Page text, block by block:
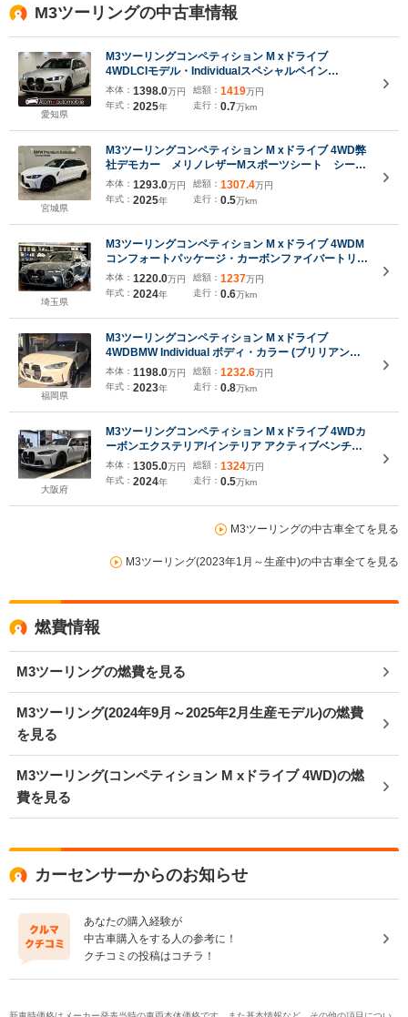
M3ツーリングの中古車情報
愛知県
M3ツーリングコンペティション M xドライブ
4WDLCIモデル・Individualスペシャルペイン
ト:Chalk solid・Mカーボンエクステリアパッケー
ジ・レザーメリノ ヤスマリナブルー・Mカーボンファ
イバートリム・Mコンフォートパッケージ・M Drive
プロフェッショナル
本体： 1398.0万円
年式： 2025年
総額： 1419万円
走行： 0.7万km
宮城県
M3ツーリングコンペティション M xドライブ 4WD弊
社デモカー メリノレザーMスポーツシート シート
ベンチレーション デジタルキープラス ハンズオフ
アシスト
本体： 1293.0万円
年式： 2025年
総額： 1307.4万円
走行： 0.5万km
埼玉県
M3ツーリングコンペティション M xドライブ 4WDM
コンフォートパッケージ・カーボンファイバートリ
ム・M Driveプロフェッショナル・パーキングアシス
トプラス・シートヒーター・ベンチレーション・フル
レザーメリノブラック・ドラレコ
本体： 1220.0万円
年式： 2024年
総額： 1237万円
走行： 0.6万km
福岡県
M3ツーリングコンペティション M xドライブ
4WDBMW Individual ボディ・カラー (ブリリアン
ト・ホワイト)M カーボン・バケット・シート M カー
ボン・エクステリア・パッケージ M カーボン・ファ
イバー・インテリア・トリムパーキング・アシスト・
プラス
本体： 1198.0万円
年式： 2023年
総額： 1232.6万円
走行： 0.8万km
大阪府
M3ツーリングコンペティション M xドライブ 4WDカ
ーボンエクステリア/インテリア アクティブベンチレ
ーションシート SOOQOOカーボンエアロ
本体： 1305.0万円
年式： 2024年
総額： 1324万円
走行： 0.5万km
M3ツーリングの中古車全てを見る
M3ツーリング(2023年1月～生産中)の中古車全てを見る
燃費情報
M3ツーリングの燃費を見る
M3ツーリング(2024年9月～2025年2月生産モデル)の燃費
を見る
M3ツーリング(コンペティション M xドライブ 4WD)の燃
費を見る
カーセンサーからのお知らせ
あなたの購入経験が
中古車購入をする人の参考に！
クチコミの投稿はコチラ！